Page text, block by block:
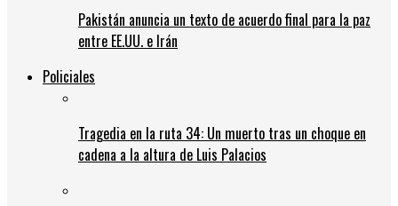
Pakistán anuncia un texto de acuerdo final para la paz
entre EE.UU. e Irán
Policiales
Tragedia en la ruta 34: Un muerto tras un choque en
cadena a la altura de Luis Palacios